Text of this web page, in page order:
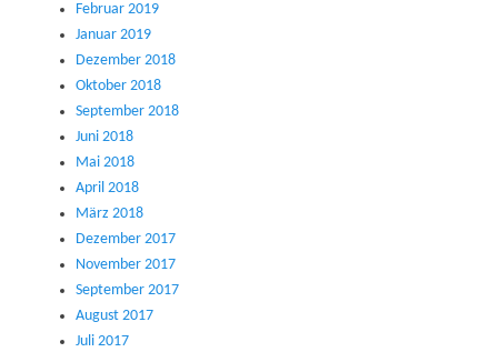
Februar 2019
Januar 2019
Dezember 2018
Oktober 2018
September 2018
Juni 2018
Mai 2018
April 2018
März 2018
Dezember 2017
November 2017
September 2017
August 2017
Juli 2017